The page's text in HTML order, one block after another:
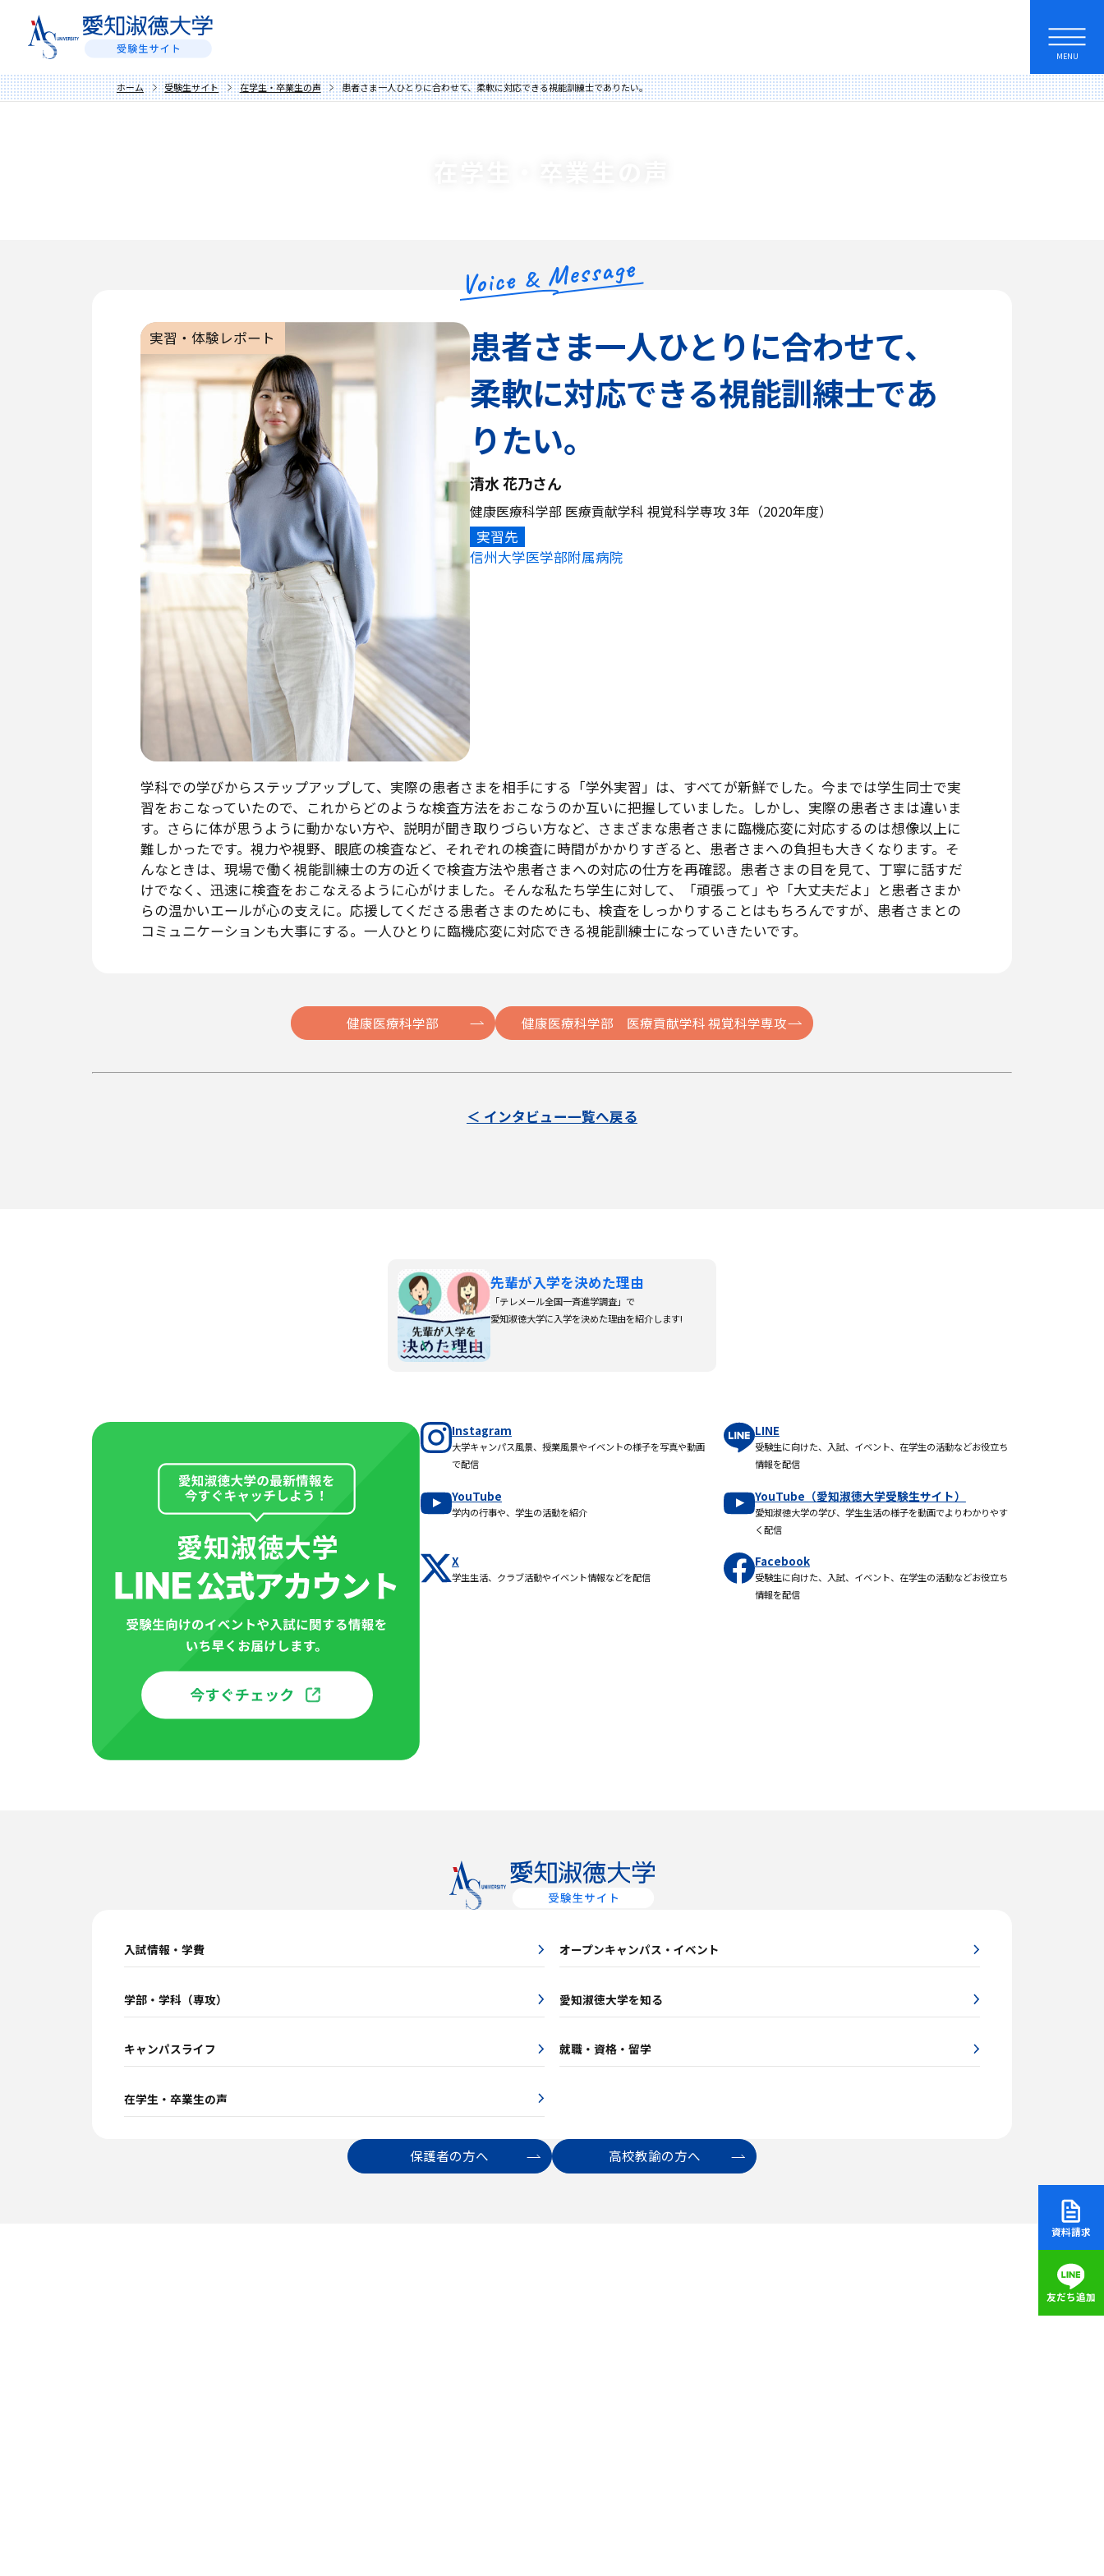
MENU
ホーム 受験生サイト 在学生・卒業生の声 患者さま一人ひとりに合わせて、柔軟に対応できる視能訓練士でありたい。
在学生・卒業生の声
実習・体験レポート
患者さま一人ひとりに合わせて、
柔軟に対応できる視能訓練士であ
りたい。
清水 花乃さん
健康医療科学部 医療貢献学科 視覚科学専攻 3年（2020年度）
実習先
信州大学医学部附属病院
学科での学びからステップアップして、実際の患者さまを相手にする「学外実習」は、すべてが新鮮でした。今までは学生同士で実
習をおこなっていたので、これからどのような検査方法をおこなうのか互いに把握していました。しかし、実際の患者さまは違いま
す。さらに体が思うように動かない方や、説明が聞き取りづらい方など、さまざまな患者さまに臨機応変に対応するのは想像以上に
難しかったです。視力や視野、眼底の検査など、それぞれの検査に時間がかかりすぎると、患者さまへの負担も大きくなります。そ
んなときは、現場で働く視能訓練士の方の近くで検査方法や患者さまへの対応の仕方を再確認。患者さまの目を見て、丁寧に話すだ
けでなく、迅速に検査をおこなえるように心がけました。そんな私たち学生に対して、「頑張って」や「大丈夫だよ」と患者さまか
らの温かいエールが心の支えに。応援してくださる患者さまのためにも、検査をしっかりすることはもちろんですが、患者さまとの
コミュニケーションも大事にする。一人ひとりに臨機応変に対応できる視能訓練士になっていきたいです。
健康医療科学部 健康医療科学部 医療貢献学科 視覚科学専攻
＜ インタビュー一覧へ戻る
先輩が入学を決めた理由
「テレメール全国一斉進学調査」で
愛知淑徳大学に入学を決めた理由を紹介します!
Instagram
大学キャンパス風景、授業風景やイベントの様子を写真や動画
で配信
LINE
受験生に向けた、入試、イベント、在学生の活動などお役立ち
情報を配信
YouTube
学内の行事や、学生の活動を紹介
YouTube（愛知淑徳大学受験生サイト）
愛知淑徳大学の学び、学生生活の様子を動画でよりわかりやす
く配信
X
学生生活、クラブ活動やイベント情報などを配信
Facebook
受験生に向けた、入試、イベント、在学生の活動などお役立ち
情報を配信
入試情報・学費 オープンキャンパス・イベント
学部・学科（専攻） 愛知淑徳大学を知る
キャンパスライフ 就職・資格・留学
在学生・卒業生の声
保護者の方へ 高校教諭の方へ
資料請求
友だち追加